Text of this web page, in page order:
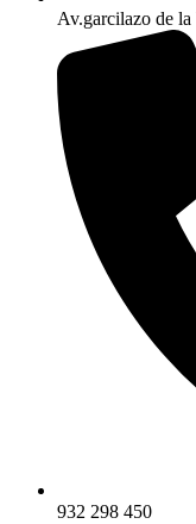
Av.garcilazo de
932 298 450